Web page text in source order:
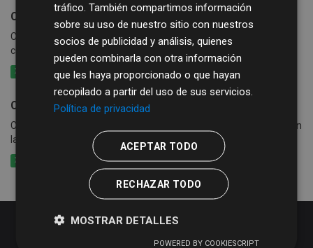
Consumo de agua
Consumo de agua por calles y periodo en los municipios que
cobran exclusivamente la tasa de agua
XLSX CSV XLS
Consumo de agua, basura y alcantarillado
Consumo de agua por calle y periodo en los municipios que cobran
la tasa de agua conjuntamente con basura y alcantarillado
XLSX
tráfico. También compartimos información
sobre su uso de nuestro sitio con nuestros
socios de publicidad y análisis, quienes
pueden combinarla con otra información
que les haya proporcionado o que hayan
recopilado a partir del uso de sus servicios.
Política de privacidad
ACEPTAR TODO
RECHAZAR TODO
MOSTRAR DETALLES
POWERED BY COOKIESCRIPT